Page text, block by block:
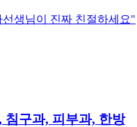
생님이 진짜 친절하세요"
침구과, 피부과, 한방